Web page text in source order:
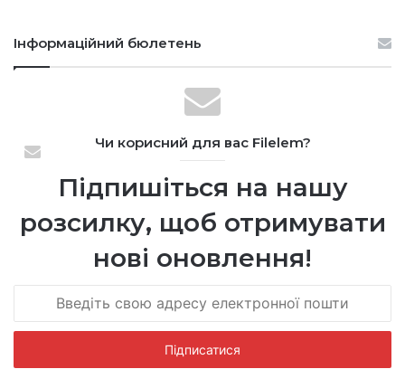
Інформаційний бюлетень
Чи корисний для вас Filelem?
Підпишіться на нашу
розсилку, щоб отримувати
нові оновлення!